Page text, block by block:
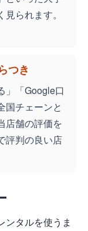
られます。
つき
」「Google口
国チェーンと
店舗の評価を
評判の良い店
ンタルを使うま